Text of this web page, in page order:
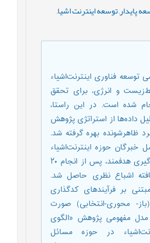
پایدار,توسعه اینترنت اشیا,
توسعه فناوری اینترنت‌اشیاء
و انرژی، برای تحقق
شده است. در این راستا،
داده‌ها از استراتژی پژوهش
ظاهرشونده بهره گرفته شد.
خبرگان حوزه اینترنت‌اشیاء
بود که بر اساس نمونه‌گیری هدفمند، پس از انجام ۲۰
اشباع نظری حاصل شد.
بر فرآیندهای کدگذاری
محوری-انتخابی) صورت
مفهومی پژوهش «الگوی
در حوزه مسائل